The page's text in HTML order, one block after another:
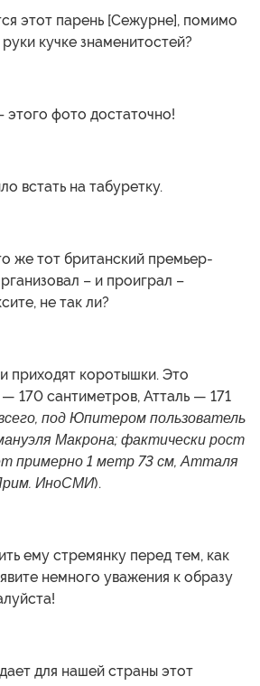
этот парень [Сежурне], помимо
кучке знаменитостей?
этого фото достаточно!
встать на табуретку.
же тот британский премьер-
– и проиграл –
не так ли?
приходят коротышки. Это
170 сантиметров, Атталь — 171
под Юпитером пользователь
Макрона; фактически рост
примерно 1 метр 73 см, Атталя
ИноСМИ).
ему стремянку перед тем, как
немного уважения к образу
для нашей страны этот